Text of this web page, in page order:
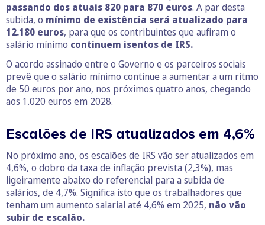
passando dos atuais 820 para 870 euros. A par desta
subida, o mínimo de existência será atualizado para
12.180 euros, para que os contribuintes que aufiram o
salário mínimo continuem isentos de IRS.
O acordo assinado entre o Governo e os parceiros sociais
prevê que o salário mínimo continue a aumentar a um ritmo
de 50 euros por ano, nos próximos quatro anos, chegando
aos 1.020 euros em 2028.
Escalões de IRS atualizados em 4,6%
No próximo ano, os escalões de IRS vão ser atualizados em
4,6%, o dobro da taxa de inflação prevista (2,3%), mas
ligeiramente abaixo do referencial para a subida de
salários, de 4,7%. Significa isto que os trabalhadores que
tenham um aumento salarial até 4,6% em 2025, não vão
subir de escalão.